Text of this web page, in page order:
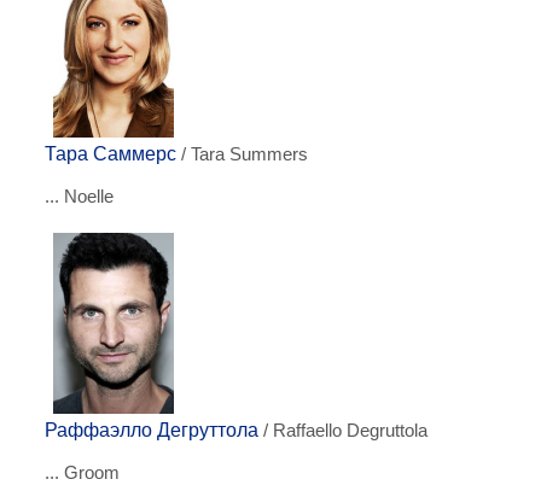
Тара Саммерс / Tara Summers
... Noelle
Раффаэлло Дегруттола / Raffaello Degruttola
... Groom